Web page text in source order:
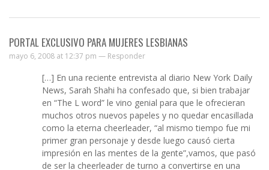
PORTAL EXCLUSIVO PARA MUJERES LESBIANAS
mayo 6, 2008 at 12:37 pm — Responder
[…] En una reciente entrevista al diario New York Daily
News, Sarah Shahi ha confesado que, si bien trabajar
en “The L word” le vino genial para que le ofrecieran
muchos otros nuevos papeles y no quedar encasillada
como la eterna cheerleader, “al mismo tiempo fue mi
primer gran personaje y desde luego causó cierta
impresión en las mentes de la gente”,vamos, que pasó
de ser la cheerleader de turno a convertirse en una